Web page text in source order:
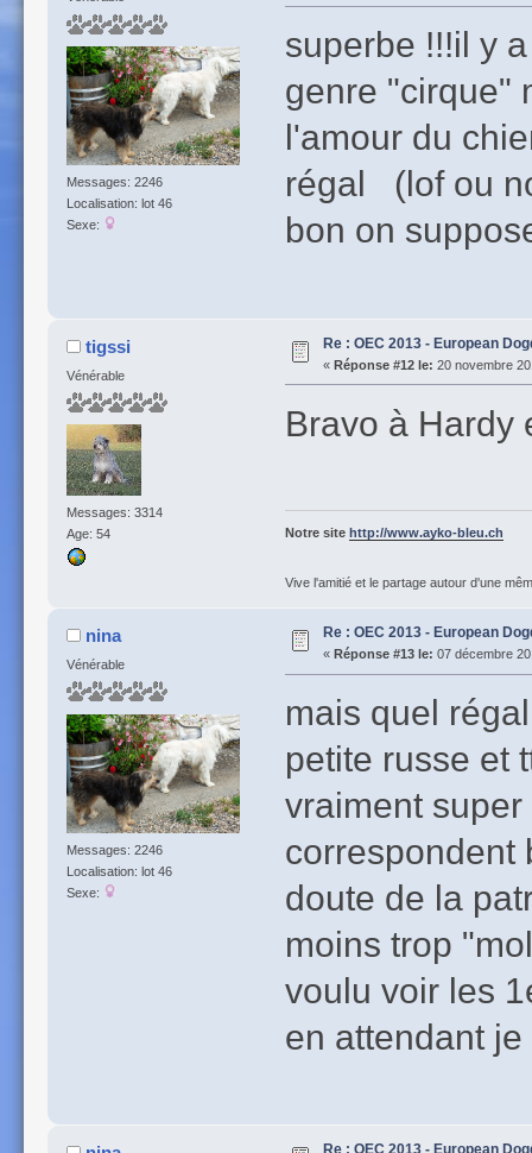
Messages: 2246
Localisation: lot 46
Sexe:
superbe !!!il y
genre "cirque"
l'amour du
régal (lof ou
bon on
tigssi
Vénérable
Messages: 3314
Age: 54
Re : OEC 2013 - European
« Réponse #12 le: 20 novembre
Bravo à Hardy
Notre site http://www.ayko-bleu.ch
Vive l'amitié et le partage autour d'une
nina
Vénérable
Messages: 2246
Localisation: lot 46
Sexe:
Re : OEC 2013 - European
« Réponse #13 le: 07 décembre
mais quel
petite russe et
vraiment
correspondent
doute de la
moins trop
voulu voir les
en attendant